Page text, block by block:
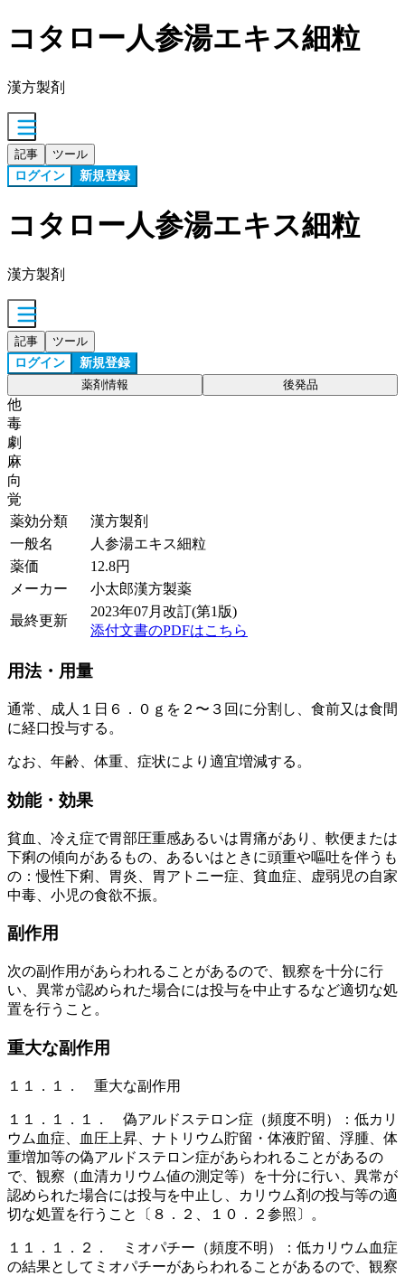
コタロー人参湯エキス細粒
漢方製剤
記事 ツール
ログイン 新規登録
コタロー人参湯エキス細粒
漢方製剤
記事 ツール
ログイン 新規登録
薬剤情報 後発品
他
毒
劇
麻
向
覚
薬効分類
漢方製剤
一般名
人参湯エキス細粒
薬価
12.8円
メーカー
小太郎漢方製薬
最終更新
2023年07月改訂(第1版)
添付文書のPDFはこちら
用法・用量
通常、成人１日６．０ｇを２〜３回に分割し、食前又は食間
に経口投与する。
なお、年齢、体重、症状により適宜増減する。
効能・効果
貧血、冷え症で胃部圧重感あるいは胃痛があり、軟便または
下痢の傾向があるもの、あるいはときに頭重や嘔吐を伴うも
の：慢性下痢、胃炎、胃アトニー症、貧血症、虚弱児の自家
中毒、小児の食欲不振。
副作用
次の副作用があらわれることがあるので、観察を十分に行
い、異常が認められた場合には投与を中止するなど適切な処
置を行うこと。
重大な副作用
１１．１． 重大な副作用
１１．１．１． 偽アルドステロン症（頻度不明）：低カリ
ウム血症、血圧上昇、ナトリウム貯留・体液貯留、浮腫、体
重増加等の偽アルドステロン症があらわれることがあるの
で、観察（血清カリウム値の測定等）を十分に行い、異常が
認められた場合には投与を中止し、カリウム剤の投与等の適
切な処置を行うこと〔８．２、１０．２参照〕。
１１．１．２． ミオパチー（頻度不明）：低カリウム血症
の結果としてミオパチーがあらわれることがあるので、観察